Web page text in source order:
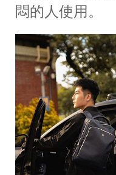
悶的人使用。